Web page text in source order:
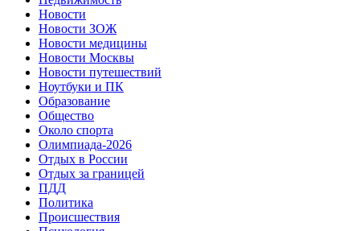
Новости
Новости ЗОЖ
Новости медицины
Новости Москвы
Новости путешествий
Ноутбуки и ПК
Образование
Общество
Около спорта
Олимпиада-2026
Отдых в России
Отдых за границей
ПДД
Политика
Происшествия